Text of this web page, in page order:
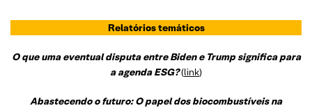
Relatórios temáticos
O que uma eventual disputa entre Biden e Trump significa para
a agenda ESG?(link)
Abastecendo o futuro: O papel dos biocombustíveis na